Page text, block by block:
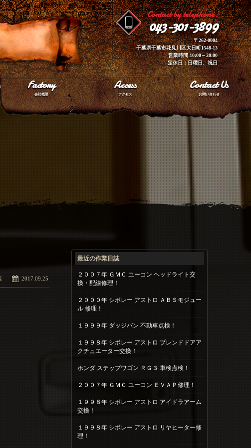
Contact by telephone.
043-301-3899
〒262-0004
千葉県千葉市花見川区大日町1548-13
営業時間 10:00～20:00
定休日：日曜日、祝日
Factory
会社概要
Access
アクセス
Contact Us
お問い合わせ
2017.09.25
最近の作業日誌
２００７年 ＧＭＣ ユーコン ヘッドライト交
換・配線修理！
２０００年 シボレー アストロ ＡＢＳモジュー
ル 修理！
１９９９年 ダッジバン 不動車点検！
１９９８年 シボレー アストロ ブレンドドアア
クチュエーター交換！
ホンダ ステップワゴン ＲＧ３ 車検点検！
２００７年 ＧＭＣ ユーコン ＥＶＡＰ修理！
１９９８年 シボレー アストロ アイドラアーム
交換！
１９９８年 シボレー アストロ リヤヒーター修
理！